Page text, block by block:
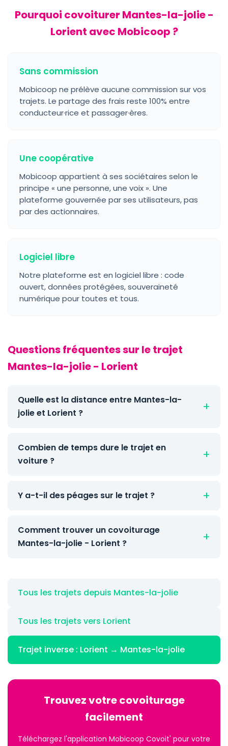
Pourquoi covoiturer Mantes-la-jolie -
Lorient avec Mobicoop ?
Sans commission
Mobicoop ne prélève aucune commission sur vos
trajets. Le partage des frais reste 100% entre
conducteur·rice et passager·ères.
Une coopérative
Mobicoop appartient à ses sociétaires selon le
principe « une personne, une voix ». Une
plateforme gouvernée par ses utilisateurs, pas
par des actionnaires.
Logiciel libre
Notre plateforme est en logiciel libre : code
ouvert, données protégées, souveraineté
numérique pour toutes et tous.
Questions fréquentes sur le trajet
Mantes-la-jolie - Lorient
Quelle est la distance entre Mantes-la-
jolie et Lorient ?
Combien de temps dure le trajet en
voiture ?
Y a-t-il des péages sur le trajet ?
Comment trouver un covoiturage
Mantes-la-jolie - Lorient ?
Tous les trajets depuis Mantes-la-jolie
Tous les trajets vers Lorient
Trajet inverse : Lorient → Mantes-la-jolie
Trouvez votre covoiturage
facilement
Téléchargez l'application Mobicoop Covoit' pour votre